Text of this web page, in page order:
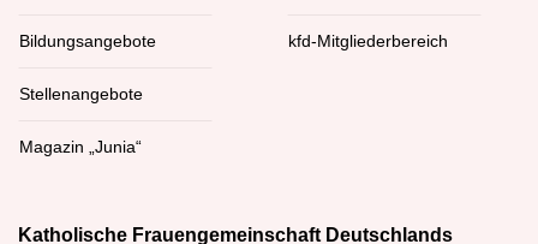
Bildungsangebote
Stellenangebote
Magazin „Junia“
kfd-Mitgliederbereich
Katholische Frauengemeinschaft Deutschlands